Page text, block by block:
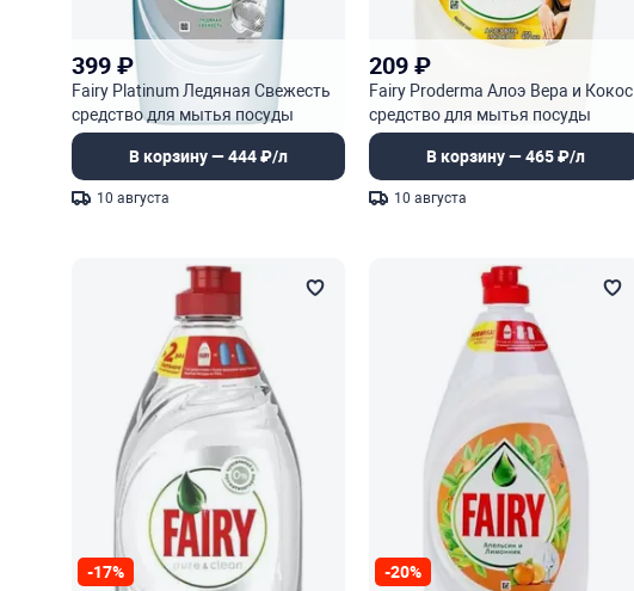
399₽
Fairy Platinum Ледяная Свежесть
средство для мытья посуды
В корзину — 444 ₽/л
10 августа
209₽
Fairy Proderma Алоэ Вера и Кокос
средство для мытья посуды
В корзину — 465 ₽/л
10 августа
-17%
-20%